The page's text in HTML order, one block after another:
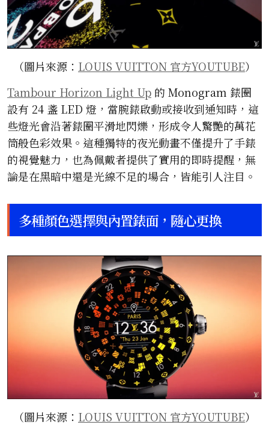
（圖片來源： LOUIS VUITTON 官方YOUTUBE）
Tambour Horizon Light Up 的 Monogram 錶圈
設有 24 盞 LED 燈，當腕錶啟動或接收到通知時，這
些燈光會沿著錶圈平滑地閃爍，形成令人驚艷的萬花
筒般色彩效果。這種獨特的夜光動畫不僅提升了手錶
的視覺魅力，也為佩戴者提供了實用的即時提醒，無
論是在黑暗中還是光線不足的場合，皆能引人注目。
多種顏色選擇與內置錶面，隨心更換
（圖片來源： LOUIS VUITTON 官方YOUTUBE）